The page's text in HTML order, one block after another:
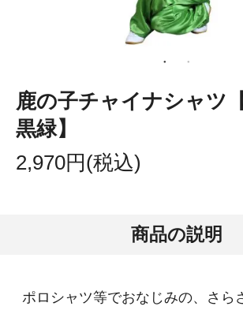
鹿の子チャイナシャツ
黒緑】
2,970円(税込)
商品の説明
ポロシャツ等でおなじみの、さら